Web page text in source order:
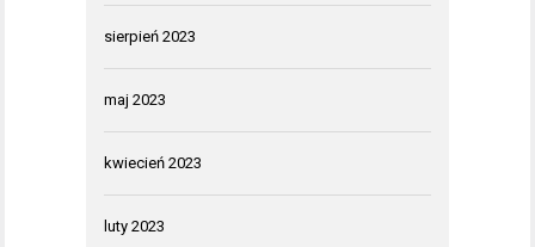
sierpień 2023
maj 2023
kwiecień 2023
luty 2023